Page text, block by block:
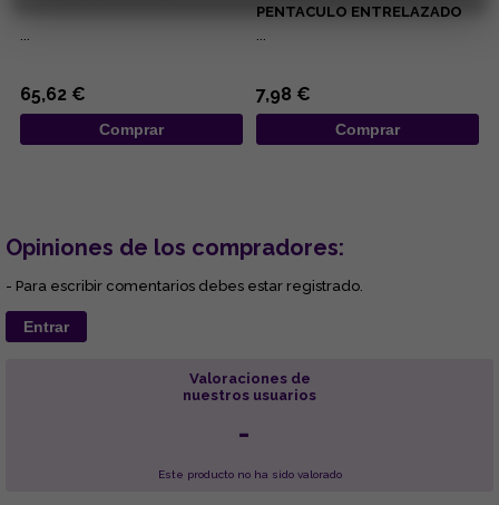
65,62 €
Comprar
PENTACULO ENTRELAZADO
7,98 €
Comprar
Opiniones de los compradores:
- Para escribir comentarios debes estar registrado.
Entrar
Valoraciones de
nuestros usuarios
-
Este producto no ha sido valorado